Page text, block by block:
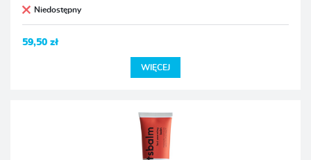
Niedostępny
59,50 zł
WIĘCEJ